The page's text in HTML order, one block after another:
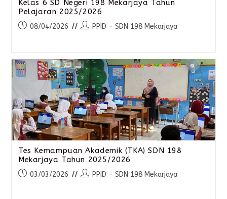
Kelas 6 SD Negeri 198 Mekarjaya Tahun
Pelajaran 2025/2026
08/04/2026 PPID - SDN 198 Mekarjaya
Tes Kemampuan Akademik (TKA) SDN 198
Mekarjaya Tahun 2025/2026
03/03/2026 PPID - SDN 198 Mekarjaya